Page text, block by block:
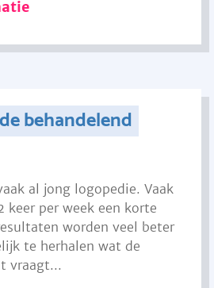
behandelend
al jong logopedie. Vaak
keer per week een korte
worden veel beter
te herhalen wat de
vraagt...